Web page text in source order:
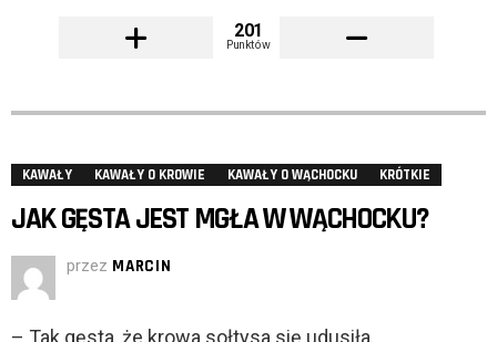
201
Punktów
KAWAŁY KAWAŁY O KROWIE KAWAŁY O WĄCHOCKU KRÓTKIE
JAK GĘSTA JEST MGŁA W WĄCHOCKU?
przez MARCIN
– Tak gęsta, że krowa sołtysa się udusiła.